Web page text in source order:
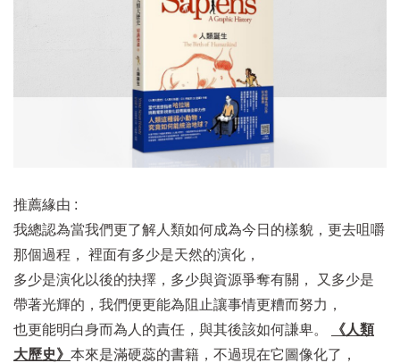
推薦緣由 :
我總認為當我們更了解人類如何成為今日的樣貌，更去咀嚼
那個過程， 裡面有多少是天然的演化，
多少是演化以後的抉擇，多少與資源爭奪有關， 又多少是
帶著光輝的，我們便更能為阻止讓事情更糟而努力，
也更能明白身而為人的責任，與其後該如何謙卑。
《人類
大歷史》 本來是滿硬蕊的書籍，不過現在它圖像化了，